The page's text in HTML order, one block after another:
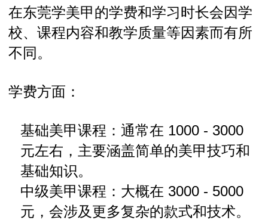
在东莞学美甲的学费和学习时长会因学
校、课程内容和教学质量等因素而有所
不同。
学费方面：
基础美甲课程：通常在 1000 - 3000
元左右，主要涵盖简单的美甲技巧和
基础知识。
中级美甲课程：大概在 3000 - 5000
元，会涉及更多复杂的款式和技术。